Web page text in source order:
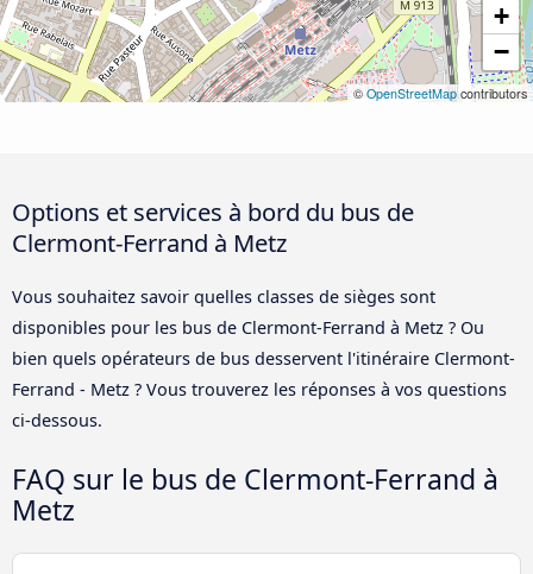
+
−
© OpenStreetMapcontributors
Options et services à bord du bus de
Clermont-Ferrand à Metz
Vous souhaitez savoir quelles classes de sièges sont
disponibles pour les bus de Clermont-Ferrand à Metz ? Ou
bien quels opérateurs de bus desservent l'itinéraire Clermont-
Ferrand - Metz ? Vous trouverez les réponses à vos questions
ci-dessous.
FAQ sur le bus de Clermont-Ferrand à
Metz